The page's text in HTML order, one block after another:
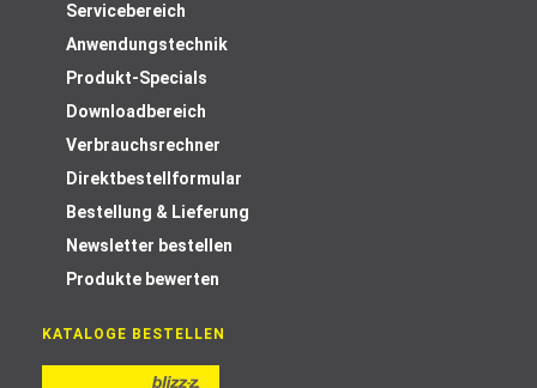
Servicebereich
Anwendungstechnik
Produkt-Specials
Downloadbereich
Verbrauchsrechner
Direktbestellformular
Bestellung & Lieferung
Newsletter bestellen
Produkte bewerten
KATALOGE BESTELLEN